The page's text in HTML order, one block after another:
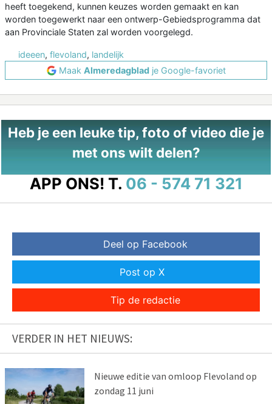
heeft toegekend, kunnen keuzes worden gemaakt en kan
worden toegewerkt naar een ontwerp-Gebiedsprogramma dat
aan Provinciale Staten zal worden voorgelegd.
ideeen, flevoland, landelijk
Maak Almeredagbladje Google-favoriet
Heb je een leuke tip, foto of video die je
met ons wilt delen?
APP ONS! T. 06 - 574 71 321
Deel op Facebook
Post op X
Tip de redactie
VERDER IN HET NIEUWS:
Nieuwe editie van omloop Flevoland op
zondag 11 juni